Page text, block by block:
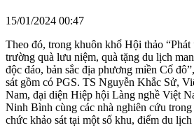
15/01/2024 00:47
Theo đó, trong khuôn khổ Hội thảo “Phát
trường quà lưu niệm, quà tặng du lịch
độc đáo, bản sắc địa phương miền Cố
sát gồm có PGS. TS Nguyễn Khắc Sử,
Nam, đại diện Hiệp hội Làng nghề Việt
Ninh Bình cùng các nhà nghiên cứu
chức khảo sát tại một số khu, điểm du